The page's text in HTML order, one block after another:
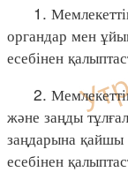
1. Мемлекеттік
органдар мен
есебінен
2.
және заңды
заңдарына қайшы
есебінен